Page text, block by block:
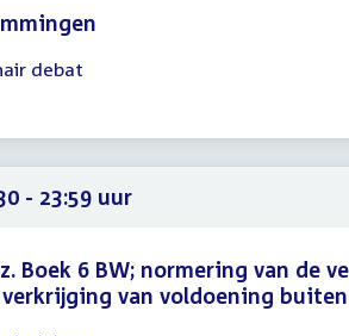
debat
- 23:59 uur
Boek 6 BW; normering van de
van voldoening buiten